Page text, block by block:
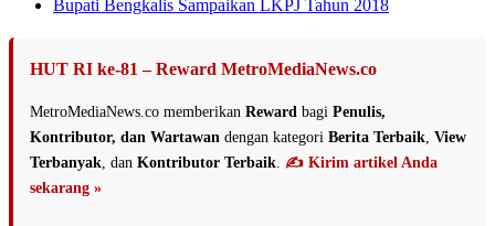
Bupati Bengkalis Sampaikan LKPJ Tahun 2018
HUT RI ke-81 – Reward MetroMediaNews.co
MetroMediaNews.co memberikan Reward bagi Penulis,
Kontributor, dan Wartawan dengan kategori Berita Terbaik View
Terbanyak , dan Kontributor Terbaik ✍️ Kirim artikel Anda
sekarang »